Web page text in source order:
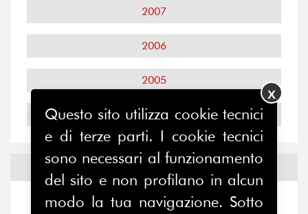
2007
2006
2005
2004
Notizie ed Eventi
Notizie-Eventi
Questo sito utilizza cookie tecnici
e di terze parti. I cookie tecnici
sono necessari al funzionamento
del sito e non profilano in alcun
modo la tua navigazione. Sotto
X